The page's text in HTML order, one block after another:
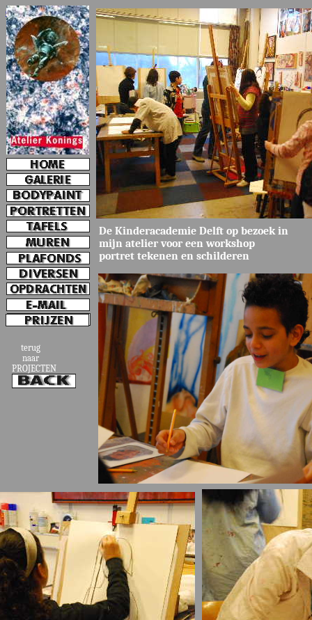
De Kinderacademie Delft op bezoek in
mijn atelier voor een workshop
portret tekenen en schilderen
terug
naar
PROJECTEN
e-mail jkoni